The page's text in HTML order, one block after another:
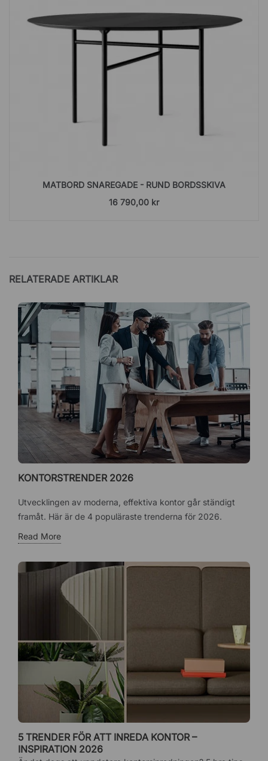
MATBORD SNAREGADE - RUND BORDSSKIVA
16 790,00 kr
RELATERADE ARTIKLAR
KONTORSTRENDER 2026
Utvecklingen av moderna, effektiva kontor går ständigt
framåt. Här är de 4 populäraste trenderna för 2026.
Read More
5 TRENDER FÖR ATT INREDA KONTOR –
INSPIRATION 2026